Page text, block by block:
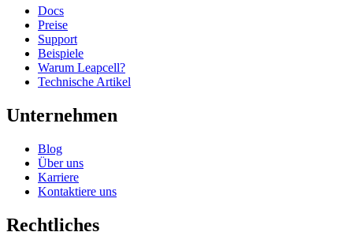
Docs
Preise
Support
Beispiele
Warum Leapcell?
Technische Artikel
Unternehmen
Blog
Über uns
Karriere
Kontaktiere uns
Rechtliches